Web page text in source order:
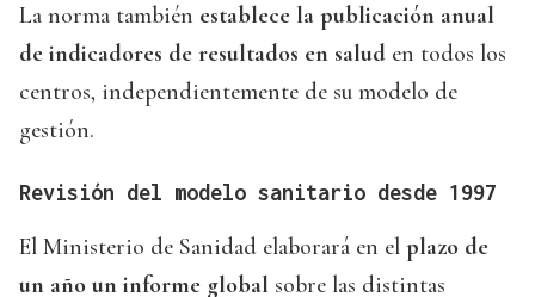
La norma también establece la publicación anual
de indicadores de resultados en salud en todos los
centros, independientemente de su modelo de
gestión.
Revisión del modelo sanitario desde 1997
El Ministerio de Sanidad elaborará en el plazo de
un año un informe global sobre las distintas